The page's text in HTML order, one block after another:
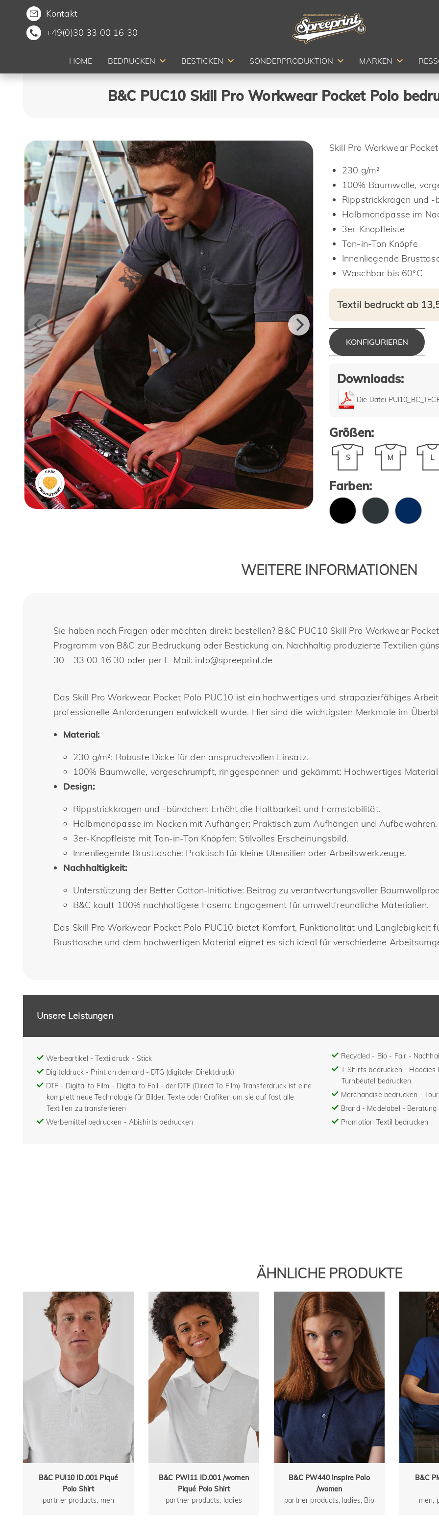
Kontakt
+49(0)30 33 00 16 30
HOME BEDRUCKEN BESTICKEN SONDERPRODUKTION MARKEN
B&C PUC10 Skill Pro Workwear Pocket Polo
Skill Pro Workwear Pocket
230 g/m²
100% Baumwolle,
Rippstrickkragen und -
Halbmondpasse im
3er-Knopfleiste
Ton-in-Ton Knöpfe
Innenliegende
Waschbar bis 60°C
Textil bedruckt ab
KONFIGURIEREN
Downloads:
Die Datei
Größen:
S M L
Farben:
WEITERE INFORMATIONEN
Sie haben noch Fragen oder möchten direkt bestellen? B&C PUC10 Skill Pro Workwear
Programm von B&C zur Bedruckung oder Bestickung an. Nachhaltig produzierte Textilien
30 - 33 00 16 30 oder per E-Mail: info@spreeprint.de
Das Skill Pro Workwear Pocket Polo PUC10 ist ein hochwertiges und strapazierfähiges
professionelle Anforderungen entwickelt wurde. Hier sind die wichtigsten Merkmale im
Material:
230 g/m²: Robuste Dicke für den anspruchsvollen Einsatz.
100% Baumwolle, vorgeschrumpft, ringgesponnen und gekämmt: Hochwertiges
Design:
Rippstrickkragen und -bündchen: Erhöht die Haltbarkeit und Formstabilität.
Halbmondpasse im Nacken mit Aufhänger: Praktisch zum Aufhängen und Aufbewahren.
3er-Knopfleiste mit Ton-in-Ton Knöpfen: Stilvolles Erscheinungsbild.
Innenliegende Brusttasche: Praktisch für kleine Utensilien oder Arbeitswerkzeuge.
Nachhaltigkeit:
Unterstützung der Better Cotton-Initiative: Beitrag zu verantwortungsvoller
B&C kauft 100% nachhaltigere Fasern: Engagement für umweltfreundliche Materialien.
Das Skill Pro Workwear Pocket Polo PUC10 bietet Komfort, Funktionalität und Langlebigkeit
Brusttasche und dem hochwertigen Material eignet es sich ideal für verschiedene
Unsere Leistungen
Werbeartikel - Textildruck - Stick
Digitaldruck - Print on demand - DTG (digitaler Direktdruck)
DTF - Digital to Film - Digital to Foil - der DTF (Direct To Film) Transferdruck ist eine
komplett neue Technologie für Bilder, Texte oder Grafiken um sie auf fast alle
Textilien zu transferieren
Werbemittel bedrucken - Abishirts bedrucken
Recycled - Bio - Fair -
T-Shirts bedrucken - Hoodies
Turnbeutel bedrucken
Merchandise bedrucken -
Brand - Modelabel - Beratung
Promotion Textil bedrucken
ÄHNLICHE PRODUKTE
B&C PUI10 ID.001 Piqué
Polo Shirt
partner products, men
B&C PWI11 ID.001 /women
Piqué Polo Shirt
partner products, ladies
B&C PW440 Inspire Polo
/women
partner products, ladies, Bio
B&C
men,